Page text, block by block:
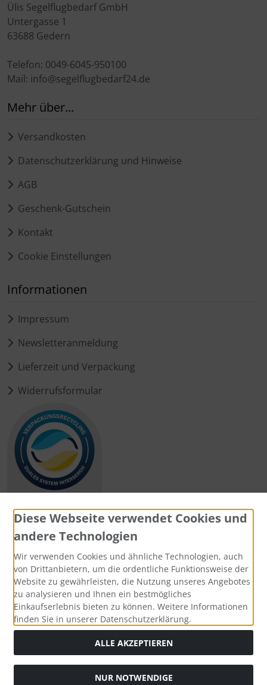
Ülis Segelflugbedarf GmbH
Untergasse 1
63688 Gedern
Telefon: 0049-6045-950100
Mail: info@segelflugbedarf24.de
Mehr über...
Versandkosten
Datenschutzerklärung und Hinweise
AGB
Geschenk-Gutschein
Kontakt
Cookie Einstellungen
Informationen
Impressum
Newsletteranmeldung
Lieferzeit und Verpackung
Widerrufsformular
Zahlungsmethoden
Social Media
Diese Webseite verwendet Cookies und
andere Technologien
Wir verwenden Cookies und ähnliche Technologien, auch
von Drittanbietern, um die ordentliche Funktionsweise der
Website zu gewährleisten, die Nutzung unseres Angebotes
zu analysieren und Ihnen ein bestmögliches
Einkaufserlebnis bieten zu können. Weitere Informationen
finden Sie in unserer Datenschutzerklärung.
ALLE AKZEPTIEREN
NUR NOTWENDIGE